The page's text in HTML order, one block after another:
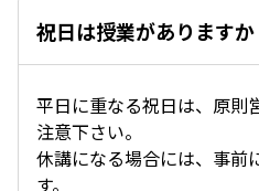
祝日は授業がありますか
平日に重なる祝日は、原則
注意下さい。
休講になる場合には、事
す。